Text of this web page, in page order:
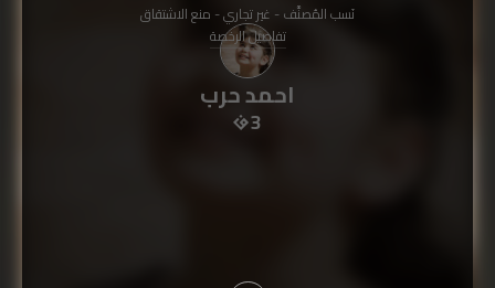
احمد حرب
3
نَسب المُصنَّف - غير تجاري - منع الاشتقاق
تفاصيل الرخصة